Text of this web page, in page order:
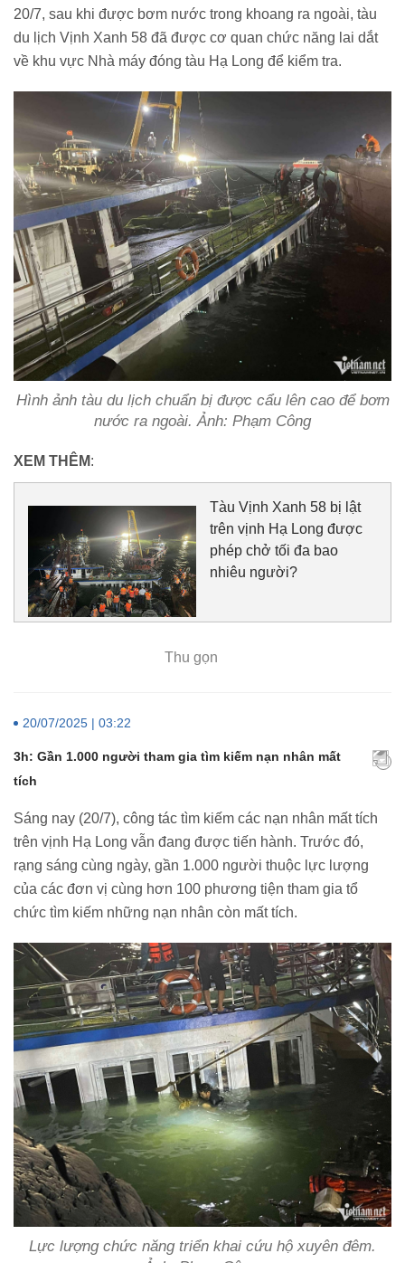
20/7, sau khi được bơm nước trong khoang ra ngoài, tàu
du lịch Vịnh Xanh 58 đã được cơ quan chức năng lai dắt
về khu vực Nhà máy đóng tàu Hạ Long để kiểm tra.
Hình ảnh tàu du lịch chuẩn bị được cẩu lên cao để bơm
nước ra ngoài. Ảnh: Phạm Công
XEM THÊM:
Tàu Vịnh Xanh 58 bị lật
trên vịnh Hạ Long được
phép chở tối đa bao
nhiêu người?
Thu gọn
20/07/2025 | 03:22
3h: Gần 1.000 người tham gia tìm kiếm nạn nhân mất
tích
Sáng nay (20/7), công tác tìm kiếm các nạn nhân mất tích
trên vịnh Hạ Long vẫn đang được tiến hành. Trước đó,
rạng sáng cùng ngày, gần 1.000 người thuộc lực lượng
của các đơn vị cùng hơn 100 phương tiện tham gia tổ
chức tìm kiếm những nạn nhân còn mất tích.
Lực lượng chức năng triển khai cứu hộ xuyên đêm.